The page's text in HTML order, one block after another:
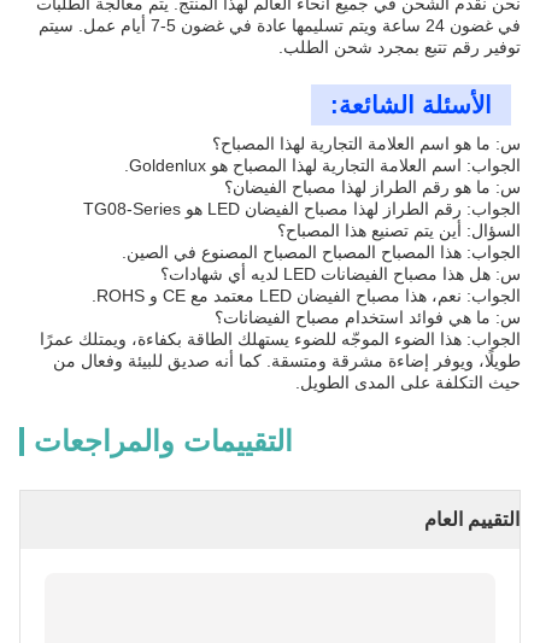
في غضون 24 ساعة ويتم تسليمها عادة في غضون 5-7 أيام عمل. سيتم
توفير رقم تتبع بمجرد شحن الطلب.
الأسئلة الشائعة:
س: ما هو اسم العلامة التجارية لهذا المصباح؟
الجواب: اسم العلامة التجارية لهذا المصباح هو Goldenlux.
س: ما هو رقم الطراز لهذا مصباح الفيضان؟
الجواب: رقم الطراز لهذا مصباح الفيضان LED هو TG08-Series
السؤال: أين يتم تصنيع هذا المصباح؟
الجواب: هذا المصباح المصباح المصباح المصنوع في الصين.
س: هل هذا مصباح الفيضانات LED لديه أي شهادات؟
الجواب: نعم، هذا مصباح الفيضان LED معتمد مع CE و ROHS.
س: ما هي فوائد استخدام مصباح الفيضانات؟
الجواب: هذا الضوء الموجّه للضوء يستهلك الطاقة بكفاءة، ويمتلك عمرًا
طويلًا، ويوفر إضاءة مشرقة ومتسقة. كما أنه صديق للبيئة وفعال من
حيث التكلفة على المدى الطويل.
التقييمات والمراجعات
التقييم العام